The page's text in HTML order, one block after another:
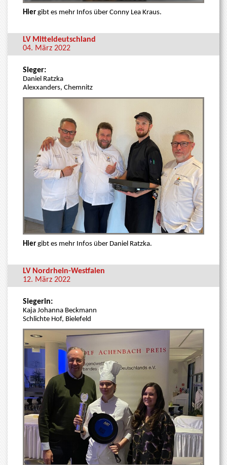
Hier gibt es mehr Infos über Conny Lea Kraus.
LV Mitteldeutschland
04. März 2022
Sieger:
Daniel Ratzka
Alexxanders, Chemnitz
Hier gibt es mehr Infos über Daniel Ratzka.
LV Nordrhein-Westfalen
12. März 2022
Siegerin:
Kaja Johanna Beckmann
Schlichte Hof, Bielefeld